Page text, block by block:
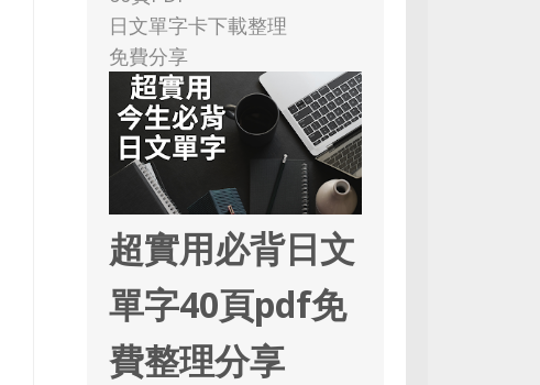
日文單字卡下載整理
免費分享
超實用必背日文
單字40頁pdf免
費整理分享